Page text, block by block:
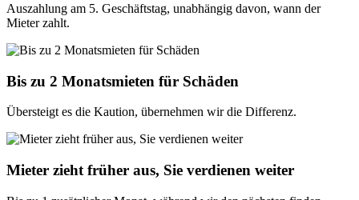
Auszahlung am 5. Geschäftstag, unabhängig davon, wann der
Mieter zahlt.
Bis zu 2 Monatsmieten für Schäden
Übersteigt es die Kaution, übernehmen wir die Differenz.
Mieter zieht früher aus, Sie verdienen weiter